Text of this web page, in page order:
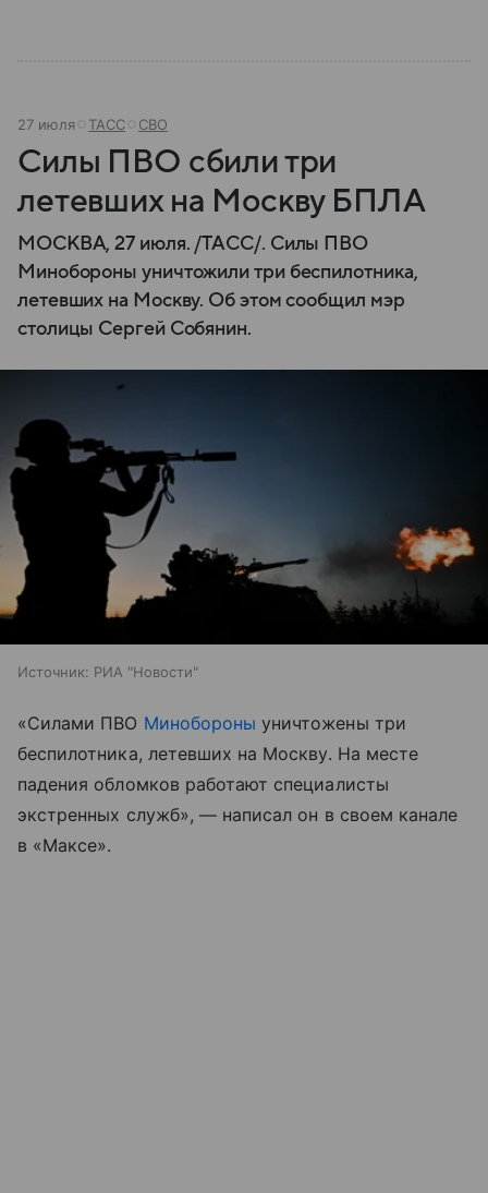
27 июля ТАСС СВО
Силы ПВО сбили три
летевших на Москву БПЛА
МОСКВА, 27 июля. /ТАСС/. Силы ПВО
Минобороны уничтожили три беспилотника,
летевших на Москву. Об этом сообщил мэр
столицы Сергей Собянин.
Источник: РИА "Новости"
«Силами ПВО Минобороны уничтожены три
беспилотника, летевших на Москву. На месте
падения обломков работают специалисты
экстренных служб», — написал он в своем канале
в «Максе».